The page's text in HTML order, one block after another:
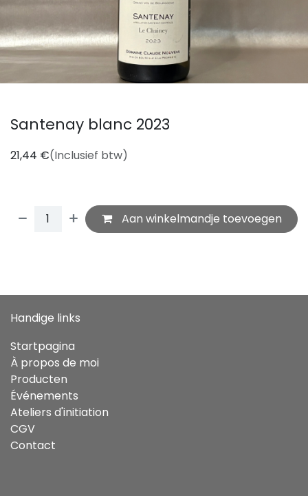
Santenay blanc 2023
21,44 €(Inclusief btw)
Aan winkelmandje toevoegen
Handige links
Startpagina
À propos de moi
Producten
Événements
Ateliers d'initiation
CGV
Contact